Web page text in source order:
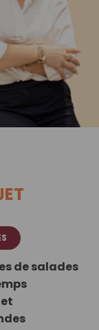
de salades